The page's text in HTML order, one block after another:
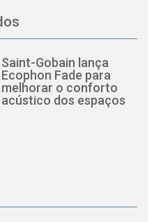
Saint-Gobain lança
Ecophon Fade para
melhorar o conforto
acústico dos espaços